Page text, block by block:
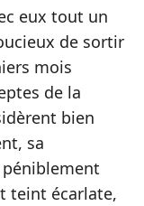
eux tout un
de sortir
mois
de la
bien
sa
teint écarlate,